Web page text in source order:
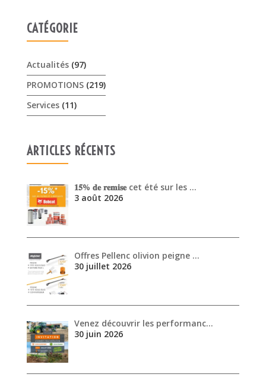
𝟏𝟓% 𝐝𝐞 𝐫𝐞𝐦𝐢𝐬𝐞 cet été sur les …
3 août 2026
Offres Pellenc olivion peigne …
30 juin 2026
ARCHIVES
août 2026
juillet 2026